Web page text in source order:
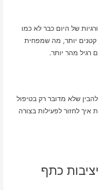
של היום כבר לא כמו
יותר, מה שמפחית
רגיל מהר יותר.
שלא מדובר רק בטיפול
איך לחזור לפעילות בצורה
כתף